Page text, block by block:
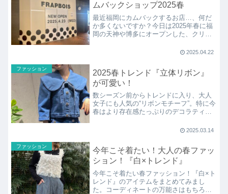
ムバックショップ2025春
最近福岡にカムバックするお店…、何だ
か多くないですか？今日は2025年春に福
岡の天神や博多にオープンした、クリス
ベーグルなどのグルメからフラボアなど
2025.04.22
ファッション
2025春トレンド『立体リボン』
が可愛い！
数シーズン前からトレンドに入り、大人
女子にも人気の“リボンモチーフ”。特に今
春はより存在感たっぷりのデコラティブ
体リボン』のファッションについてまと
2025.03.14
ファッション
今年こそ着たい！大人の春ファッ
ション！『白×トレンド』
今年こそ着たい春ファッション！『白×ト
レンド』のアイテムをまとめてみまし
た。コーディネートの万能さはもちろ